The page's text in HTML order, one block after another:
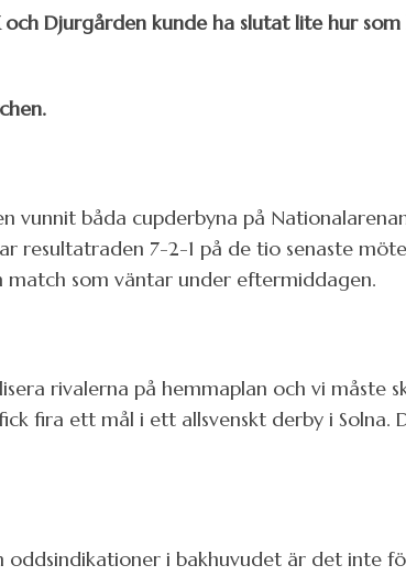
Djurgården kunde ha slutat lite hur
vunnit båda cupderbyna på
resultatraden 7-2-1 på de tio senaste
match som väntar under eftermiddagen.
rivalerna på hemmaplan och vi
fira ett mål i ett allsvenskt derby i Solna.
oddsindikationer i bakhuvudet är det inte